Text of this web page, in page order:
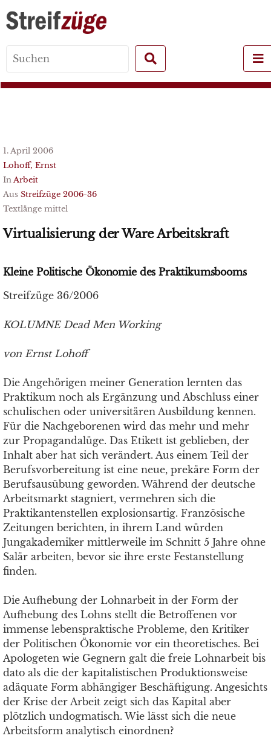
for:
1. April 2006
Lohoff, Ernst
In Arbeit
Aus Streifzüge 2006-36
Textlänge mittel
Virtualisierung der Ware Arbeitskraft
Kleine Politische Ökonomie des Praktikumsbooms
Streifzüge 36/2006
KOLUMNE Dead Men Working
von Ernst Lohoff
Die Angehörigen meiner Generation lernten das
Praktikum noch als Ergänzung und Abschluss einer
schulischen oder universitären Ausbildung kennen.
Für die Nachgeborenen wird das mehr und mehr
zur Propagandalüge. Das Etikett ist geblieben, der
Inhalt aber hat sich verändert. Aus einem Teil der
Berufsvorbereitung ist eine neue, prekäre Form der
Berufsausübung geworden. Während der deutsche
Arbeitsmarkt stagniert, vermehren sich die
Praktikantenstellen explosionsartig. Französische
Zeitungen berichten, in ihrem Land würden
Jungakademiker mittlerweile im Schnitt 5 Jahre ohne
Salär arbeiten, bevor sie ihre erste Festanstellung
finden.
Die Aufhebung der Lohnarbeit in der Form der
Aufhebung des Lohns stellt die Betroffenen vor
immense lebenspraktische Probleme, den Kritiker
der Politischen Ökonomie vor ein theoretisches. Bei
Apologeten wie Gegnern galt die freie Lohnarbeit bis
dato als die der kapitalistischen Produktionsweise
adäquate Form abhängiger Beschäftigung. Angesichts
der Krise der Arbeit zeigt sich das Kapital aber
plötzlich undogmatisch. Wie lässt sich die neue
Arbeitsform analytisch einordnen?